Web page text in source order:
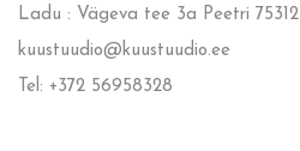
Ladu : Vägeva tee 3a Peetri 75312
kuustuudio@kuustuudio.ee
Tel: +372 56958328